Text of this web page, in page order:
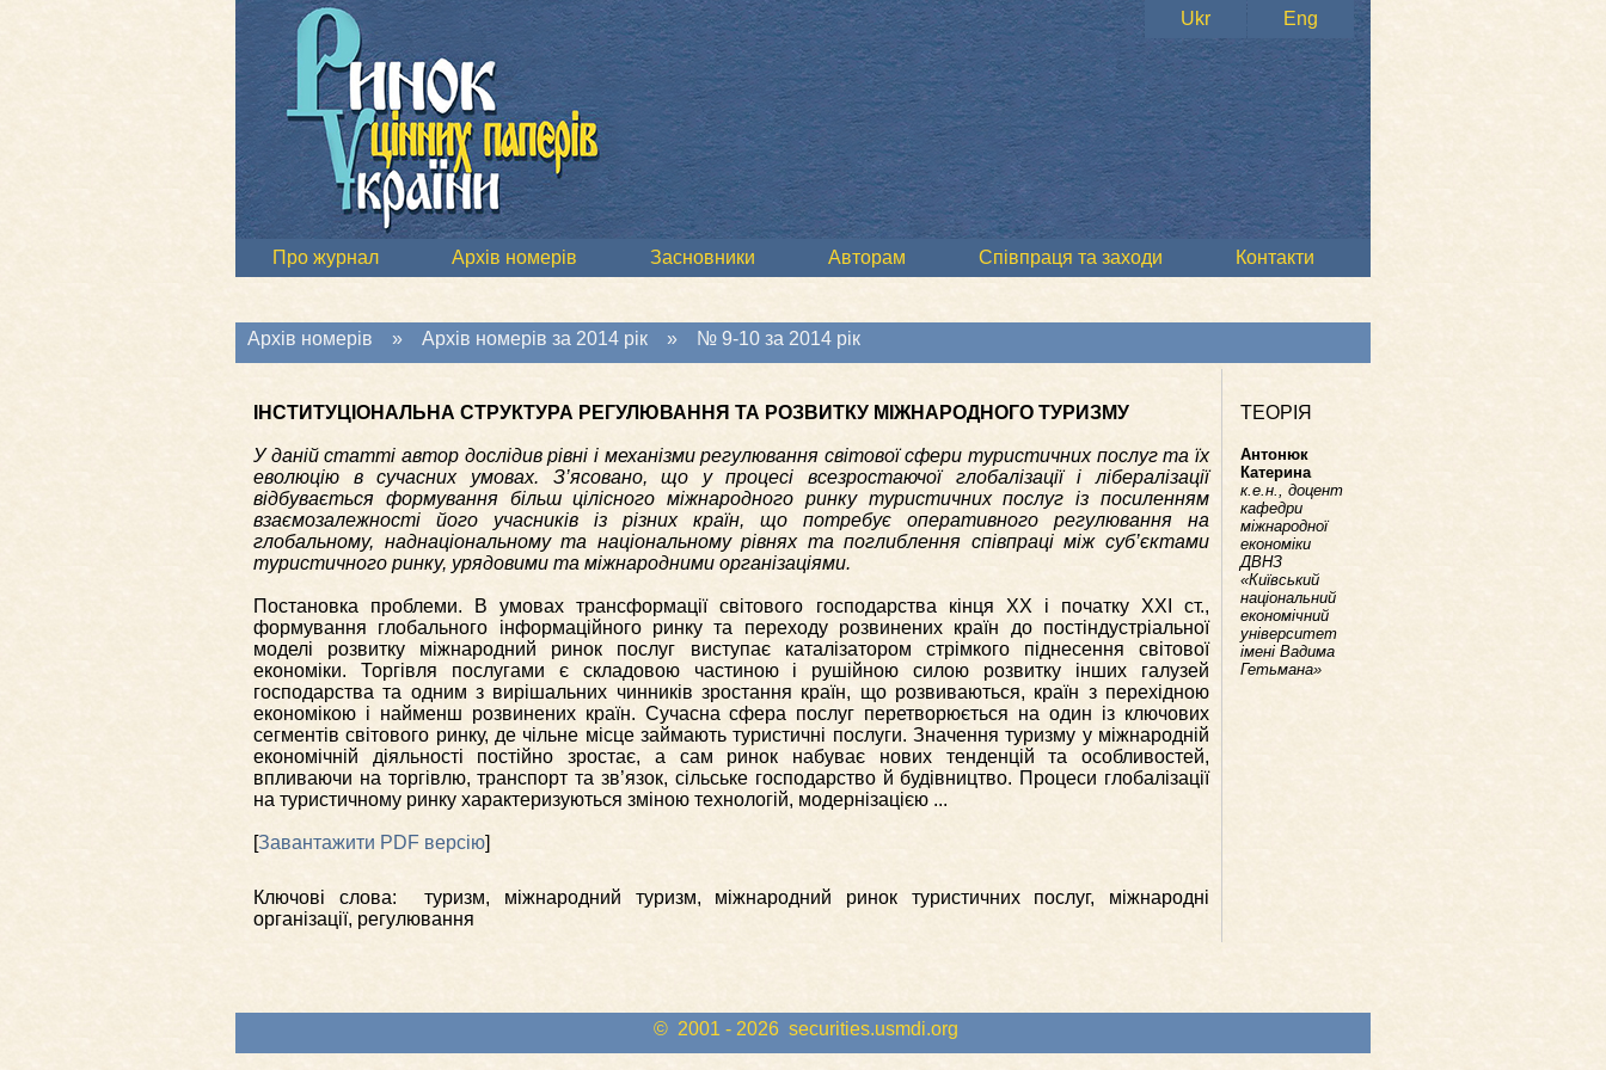
Ukr Eng
Про журнал Архів номерів Засновники Авторам Співпраця та заходи Контакти
Архів номерів » Архів номерів за 2014 рік » № 9-10 за 2014 рік
ІНСТИТУЦІОНАЛЬНА СТРУКТУРА РЕГУЛЮВАННЯ ТА РОЗВИТКУ МІЖНАРОДНОГО ТУРИЗМУ
У даній статті автор дослідив рівні і механізми регулювання світової сфери туристичних послуг та їх
еволюцію в сучасних умовах. З’ясовано, що у процесі всезростаючої глобалізації і лібералізації
відбувається формування більш цілісного міжнародного ринку туристичних послуг із посиленням
взаємозалежності його учасників із різних країн, що потребує оперативного регулювання на
глобальному, наднаціональному та національному рівнях та поглиблення співпраці між суб’єктами
туристичного ринку, урядовими та міжнародними організаціями.
Постановка проблеми. В умовах трансформації світового господарства кінця ХХ і початку ХХІ ст.,
формування глобального інформаційного ринку та переходу розвинених країн до постіндустріальної
моделі розвитку міжнародний ринок послуг виступає каталізатором стрімкого піднесення світової
економіки. Торгівля послугами є складовою частиною і рушійною силою розвитку інших галузей
господарства та одним з вирішальних чинників зростання країн, що розвиваються, країн з перехідною
економікою і найменш розвинених країн. Сучасна сфера послуг перетворюється на один із ключових
сегментів світового ринку, де чільне місце займають туристичні послуги. Значення туризму у міжнародній
економічній діяльності постійно зростає, а сам ринок набуває нових тенденцій та особливостей,
впливаючи на торгівлю, транспорт та зв’язок, сільське господарство й будівництво. Процеси глобалізації
на туристичному ринку характеризуються зміною технологій, модернізацією ...
[Завантажити PDF версію]
Ключові слова: туризм, міжнародний туризм, міжнародний ринок туристичних послуг, міжнародні
організації, регулювання
ТЕОРІЯ
Антонюк
Катерина
к.е.н., доцент
кафедри
міжнародної
економіки
ДВНЗ
«Київський
національний
економічний
університет
імені Вадима
Гетьмана»
© 2001 - 2026 securities.usmdi.org